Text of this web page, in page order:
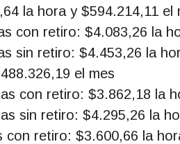
la hora y $594.214,11 el
con retiro: $4.083,26 la
sin retiro: $4.453,26 la
el mes
con retiro: $3.862,18 la
sin retiro: $4.295,26 la
con retiro: $3.600,66 la